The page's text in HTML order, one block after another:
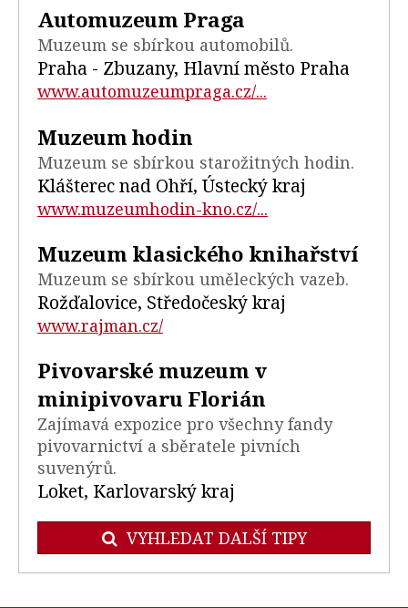
Automuzeum Praga
Muzeum se sbírkou automobilů.
Praha - Zbuzany, Hlavní město Praha
www.automuzeumpraga.cz/...
Muzeum hodin
Muzeum se sbírkou starožitných hodin.
Klášterec nad Ohří, Ústecký kraj
www.muzeumhodin-kno.cz/...
Muzeum klasického knihařství
Muzeum se sbírkou uměleckých vazeb.
Rožďalovice, Středočeský kraj
www.rajman.cz/
Pivovarské muzeum v
minipivovaru Florián
Zajímavá expozice pro všechny fandy
pivovarnictví a sběratele pivních
suvenýrů.
Loket, Karlovarský kraj
VYHLEDAT DALŠÍ TIPY